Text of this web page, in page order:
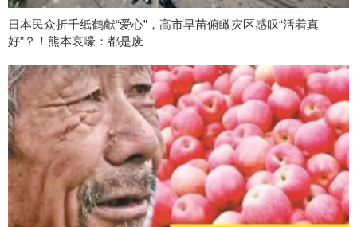
日本民众折千纸鹤献“爱心”，高市早苗俯瞰灾区感叹“活着真
好”？！熊本哀嚎：都是废